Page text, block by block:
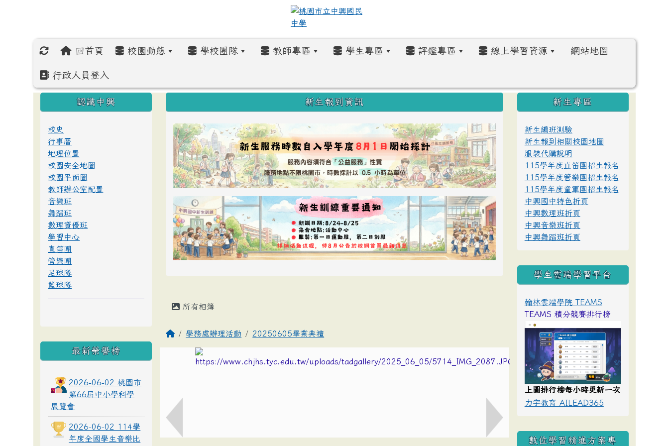
回首頁 校園動態 學校團隊 教師專區 學生專區 評鑑專區 線上學習資源 網站地圖
行政人員登入
:::
新生報到資訊
所有相簿
學務處辦理活動 20250605畢業典禮
:::
認識中興
校史
行事曆
地理位置
校園安全地圖
校園平面圖
教師辦公室配置
音樂班
舞蹈班
數理資優班
學習中心
直笛團
管樂團
足球隊
籃球隊
最新榮譽榜
2026-06-02 桃園市
第66屆中小學科學
展覽會
2026-06-02 114學
年度全國學生音樂比
:::
新生專區
新生編班測驗
新生報到相關校園地圖
服裝代購說明
115學年度直笛團招生報名
115學年度管樂團招生報名
115學年度童軍團招生報名
中興國中特色折頁
中興數理班折頁
中興音樂班折頁
中興舞蹈班折頁
學生雲端學習平台
翰林雲端學院 TEAMS
TEAMS 積分競賽排行榜
上圖排行榜每小時更新一次
力宇教育 AILEAD365
數位學習精進方案專